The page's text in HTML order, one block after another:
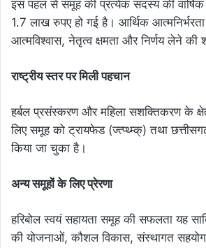
इस पहल से समूह की प्रत्येक सदस्य की
1.7 लाख रुपए हो गई है। आर्थिक
आत्मविश्वास, नेतृत्व क्षमता और निर्णय लेने की
राष्ट्रीय स्तर पर मिली पहचान
हर्बल प्रसंस्करण और महिला सशक्तिकरण के
लिए समूह को ट्रायफेड (ज्त्प्थ्म्क्) तथा छत्तीसगढ़
किया जा चुका है।
अन्य समूहों के लिए प्रेरणा
हरिबोल स्वयं सहायता समूह की सफलता यह
की योजनाओं, कौशल विकास, संस्थागत